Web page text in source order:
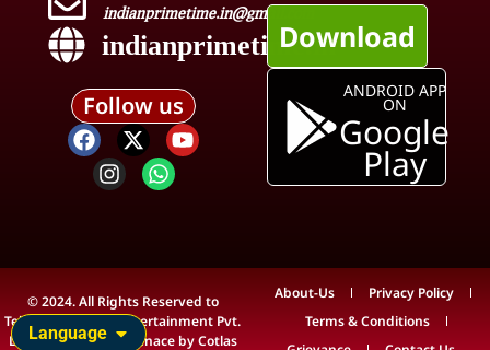
Language
indianprimetime.in@gmail.com
indianprimetime.in
Follow us
Download
ANDROID APP
ON
Google
Play
© 2024. All Rights Reserved to
Teleview Media & Entertainment Pvt.
Ltd. Technical Maintenace byCotlas
About-Us
Privacy Policy
Terms & Conditions